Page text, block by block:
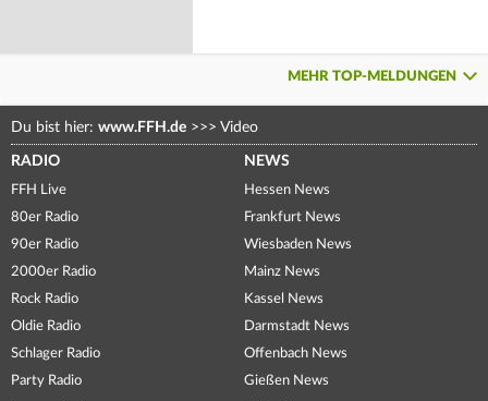
MEHR TOP-MELDUNGEN
Du bist hier: www.FFH.de >>> Video
RADIO
FFH Live
80er Radio
90er Radio
2000er Radio
Rock Radio
Oldie Radio
Schlager Radio
Party Radio
NEWS
Hessen News
Frankfurt News
Wiesbaden News
Mainz News
Kassel News
Darmstadt News
Offenbach News
Gießen News